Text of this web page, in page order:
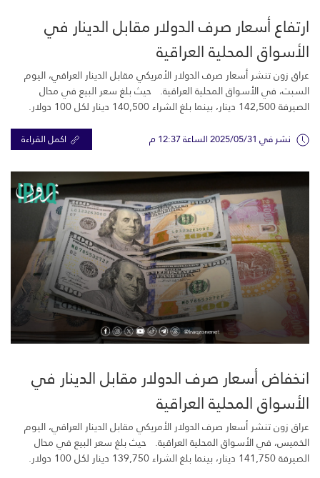
ارتفاع أسعار صرف الدولار مقابل الدينار في
الأسواق المحلية العراقية
عراق زون تنشر أسعار صرف الدولار الأمريكي مقابل الدينار العراقي، اليوم
السبت، في الأسواق المحلية العراقية. حيث بلغ سعر البيع في محال
الصيرفة 142,500 دينار، بينما بلغ الشراء 140,500 دينار لكل 100 دولار.
نشر في 2025/05/31 الساعة 12:37 م اكمل القراءة
انخفاض أسعار صرف الدولار مقابل الدينار في
الأسواق المحلية العراقية
عراق زون تنشر أسعار صرف الدولار الأمريكي مقابل الدينار العراقي، اليوم
الخميس، في الأسواق المحلية العراقية. حيث بلغ سعر البيع في محال
الصيرفة 141,750 دينار، بينما بلغ الشراء 139,750 دينار لكل 100 دولار.